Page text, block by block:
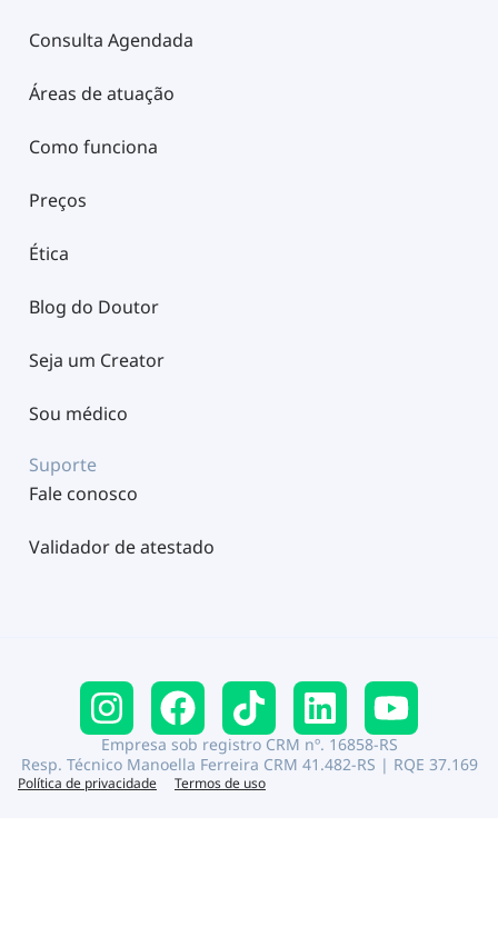
Consulta Agendada
Áreas de atuação
Como funciona
Preços
Ética
Blog do Doutor
Seja um Creator
Sou médico
Suporte
Fale conosco
Validador de atestado
Política de privacidade Termos de uso
Empresa sob registro CRM nº. 16858-RS
Resp. Técnico Manoella Ferreira CRM 41.482-RS | RQE 37.169